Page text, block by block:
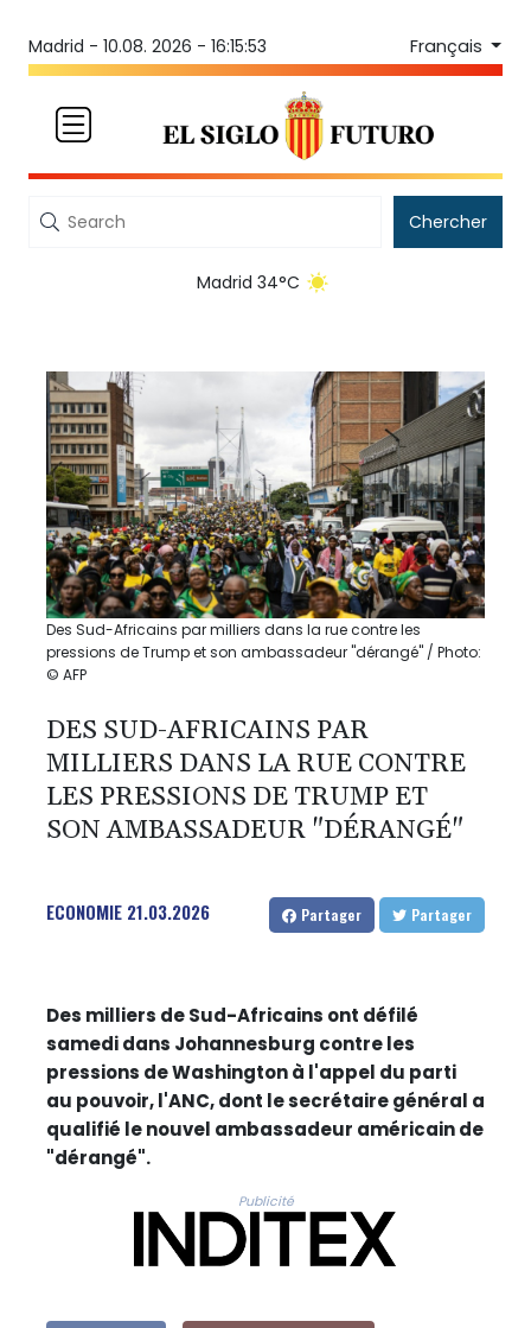
Madrid - 10.08. 2026 - 16:15:53 Français
Chercher
Madrid 34°C
Des Sud-Africains par milliers dans la rue contre les
pressions de Trump et son ambassadeur "dérangé" / Photo:
© AFP
DES SUD-AFRICAINS PAR
MILLIERS DANS LA RUE CONTRE
LES PRESSIONS DE TRUMP ET
SON AMBASSADEUR "DÉRANGÉ"
ECONOMIE 21.03.2026 Partager Partager
Des milliers de Sud-Africains ont défilé
samedi dans Johannesburg contre les
pressions de Washington à l'appel du parti
au pouvoir, l'ANC, dont le secrétaire général a
qualifié le nouvel ambassadeur américain de
"dérangé".
Publicité